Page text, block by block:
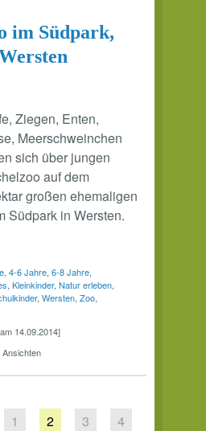
im Südpark,
Ziegen, Enten,
Meerschweinchen
sich über jungen
auf dem
großen ehemaligen
Südpark in Wersten.
, 4-6 Jahre, 6-8 Jahre,
, Kleinkinder, Natur erleben,
, Wersten, Zoo,
14.09.2014]
Ansichten
1 2 3 4